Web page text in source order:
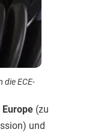
die ECE-
(zu
und